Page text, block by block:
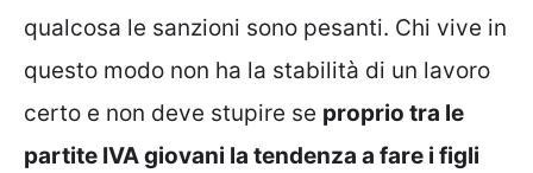
qualcosa le sanzioni sono pesanti. Chi vive in
questo modo non ha la stabilità di un lavoro
certo e non deve stupire se proprio tra le
partite IVA giovani la tendenza a fare i figli